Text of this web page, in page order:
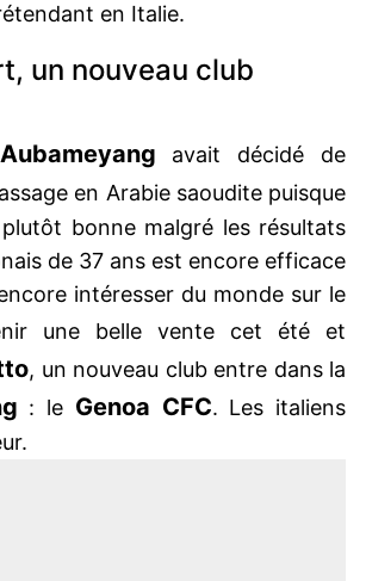
en Italie.
un nouveau club
avait décidé de
en Arabie saoudite puisque
bonne malgré les résultats
de 37 ans est encore efficace
intéresser du monde sur le
une belle vente cet été et
, un nouveau club entre dans la
: le Genoa CFC. Les italiens